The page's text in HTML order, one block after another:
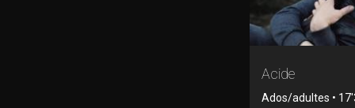
Acide
Ados/adultes •